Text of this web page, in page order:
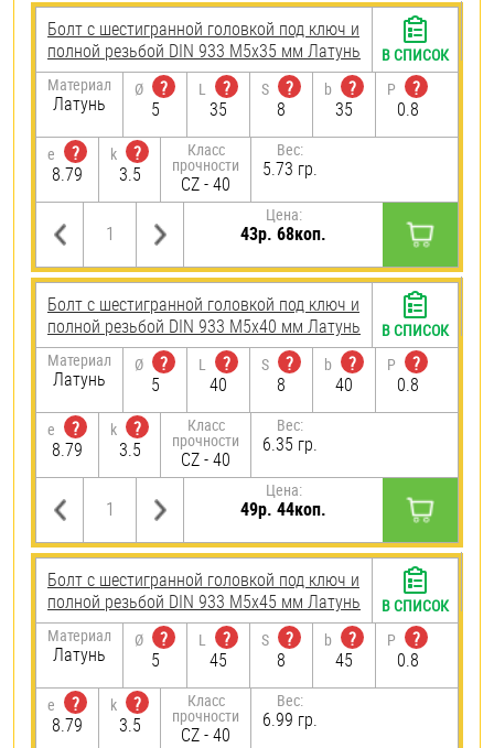
Болт с шестигранной головкой под ключ и
полной резьбой DIN 933 М5х35 мм Латунь
Материал
Латунь
Ø
?
5
L
?
35
S
?
8
b
?
35
P
?
0.8
e
?
8.79
k
?
3.5
Класс
прочности
CZ - 40
Вес:
5.73 гр.
Цена:
43р. 68коп.
В СПИСОК
Болт с шестигранной головкой под ключ и
полной резьбой DIN 933 М5х40 мм Латунь
Материал
Латунь
Ø
?
5
L
?
40
S
?
8
b
?
40
P
?
0.8
e
?
8.79
k
?
3.5
Класс
прочности
CZ - 40
Вес:
6.35 гр.
Цена:
49р. 44коп.
В СПИСОК
Болт с шестигранной головкой под ключ и
полной резьбой DIN 933 М5х45 мм Латунь
Материал
Латунь
Ø
?
5
L
?
45
S
?
8
b
?
45
P
?
0.8
e
?
8.79
k
?
3.5
Класс
прочности
CZ - 40
Вес:
6.99 гр.
В СПИСОК